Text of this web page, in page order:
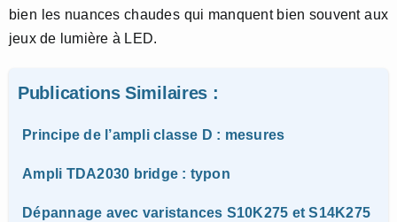
bien les nuances chaudes qui manquent bien souvent aux
jeux de lumière à LED.
Publications Similaires :
Principe de l’ampli classe D : mesures
Ampli TDA2030 bridge : typon
Dépannage avec varistances S10K275 et S14K275